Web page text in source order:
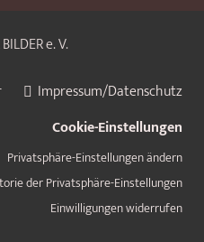
e. V.
Impressum/Datenschutz
Cookie-Einstellungen
Privatsphäre-Einstellungen ändern
der Privatsphäre-Einstellungen
Einwilligungen widerrufen